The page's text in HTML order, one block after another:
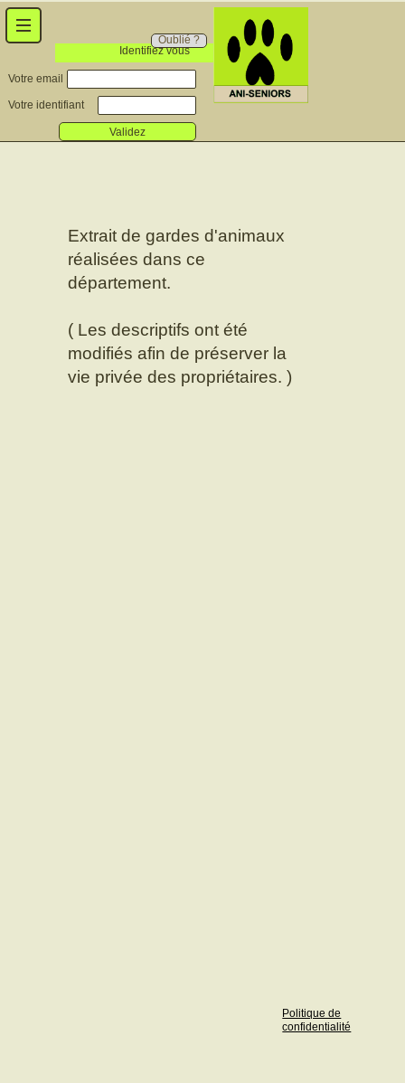
Identifiez vous
Oublié ?
Votre email
Votre identifiant
Validez
Extrait de gardes d'animaux
réalisées dans ce
département.
( Les descriptifs ont été
modifiés afin de préserver la
vie privée des propriétaires. )
Politique de
confidentialité